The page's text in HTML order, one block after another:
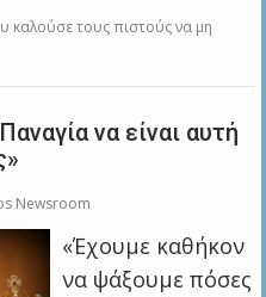
καλούσε τους πιστούς να μη
να είναι αυτή
Newsroom
«Έχουμε καθήκον
να ψάξουμε πόσες